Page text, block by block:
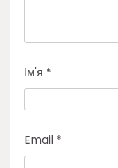
Ім'я *
Email *